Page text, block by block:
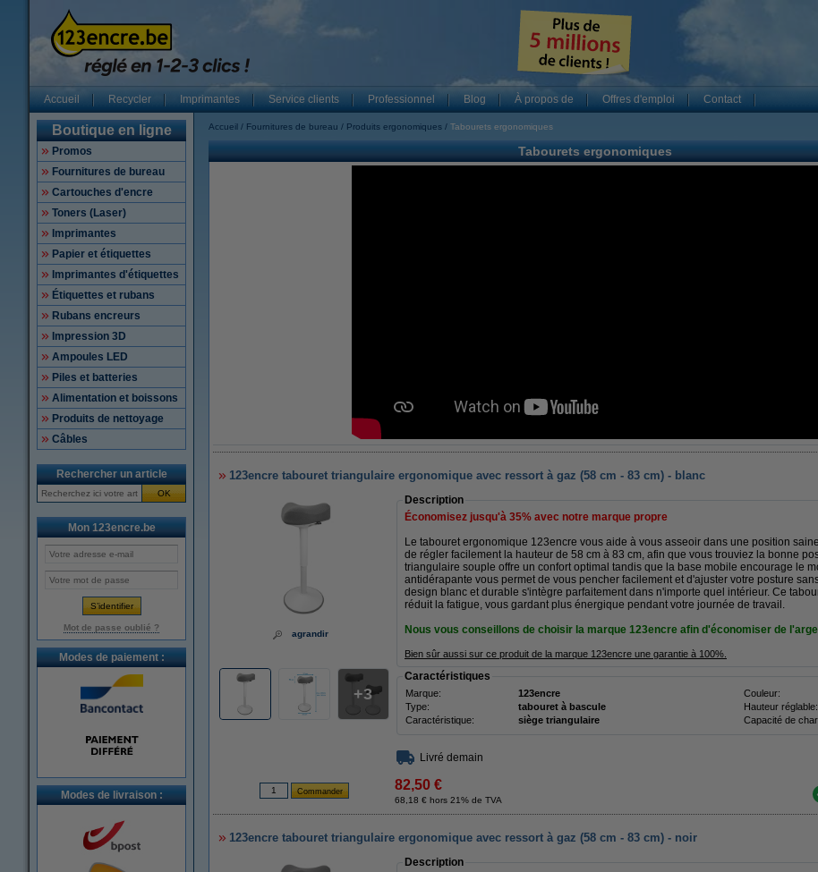
Accueil Recycler Imprimantes Service clients Professionnel Blog À propos de Offres d'emploi Contact
Boutique en ligne
Promos
Fournitures de bureau
Cartouches d'encre
Toners (Laser)
Imprimantes
Papier et étiquettes
Imprimantes d'étiquettes
Étiquettes et rubans
Rubans encreurs
Impression 3D
Ampoules LED
Piles et batteries
Alimentation et boissons
Produits de nettoyage
Câbles
Rechercher un article
OK
Mon 123encre.be
Mot de passe oublié ?
Modes de paiement :
Modes de livraison :
Accueil Fournitures de bureau Produits ergonomiques Tabourets ergonomiques
Tabourets ergonomiques
123encre tabouret triangulaire ergonomique avec ressort à gaz (58 cm - 83 cm) - blanc
agrandir
3
Description
Économisez jusqu'à 35% avec notre marque propre
Le tabouret ergonomique 123encre vous aide à vous asseoir dans une position
de régler facilement la hauteur de 58 cm à 83 cm, afin que vous trouviez la bonne
triangulaire souple offre un confort optimal tandis que la base mobile encourage le
antidérapante vous permet de vous pencher facilement et d'ajuster votre posture
design blanc et durable s'intègre parfaitement dans n'importe quel intérieur. Ce
réduit la fatigue, vous gardant plus énergique pendant votre journée de travail.
Nous vous conseillons de choisir la marque 123encre afin d'économiser de
Bien sûr aussi sur ce produit de la marque 123encre une garantie à 100%.
Caractéristiques
Marque: 123encre Couleur:
Type:
tabouret à bascule Hauteur réglable:
Caractéristique:
siège triangulaire Capacité de
Livré demain
82,50 €
68,18 € hors 21% de TVA
123encre tabouret triangulaire ergonomique avec ressort à gaz (58 cm - 83 cm) - noir
Description